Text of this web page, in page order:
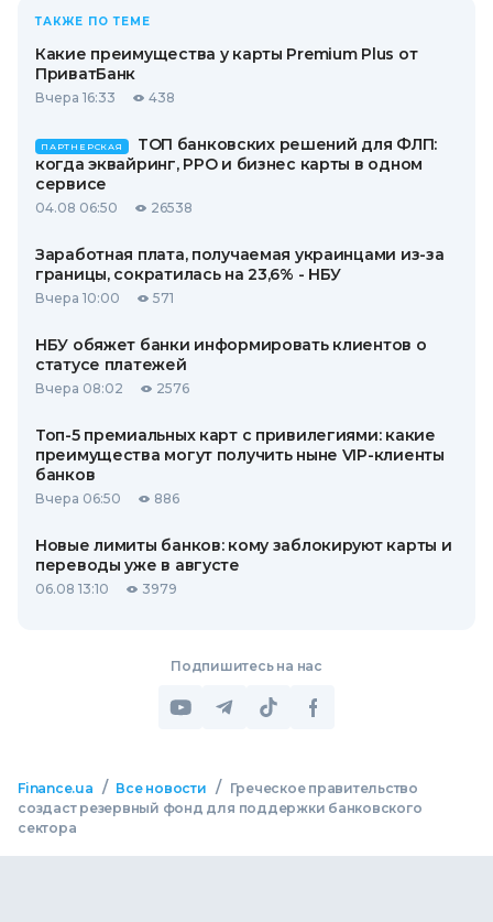
ТАКЖЕ ПО ТЕМЕ
Какие преимущества у карты Premium Plus от
ПриватБанк
Вчера 16:33 438
ПАРТНЕРСКАЯ
ТОП банковских решений для ФЛП:
когда эквайринг, РРО и бизнес карты в одном
сервисе
04.08 06:50 26538
Заработная плата, получаемая украинцами из-за
границы, сократилась на 23,6% - НБУ
Вчера 10:00 571
НБУ обяжет банки информировать клиентов о
статусе платежей
Вчера 08:02 2576
Топ-5 премиальных карт с привилегиями: какие
преимущества могут получить ныне VIP-клиенты
банков
Вчера 06:50 886
Новые лимиты банков: кому заблокируют карты и
переводы уже в августе
06.08 13:10 3979
Подпишитесь на нас
Finance.ua / Все новости /
Греческое правительство
создаст резервный фонд для поддержки банковского
сектора